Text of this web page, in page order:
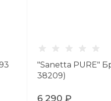
"Sanetta PURE"
38209)
6 290 ₽